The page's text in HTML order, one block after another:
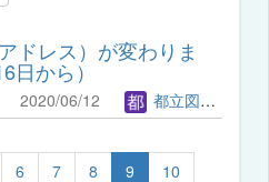
ドレス）が変わりま
日から）
2020/06/12 都立図書館管理者
6 7 8 9
10